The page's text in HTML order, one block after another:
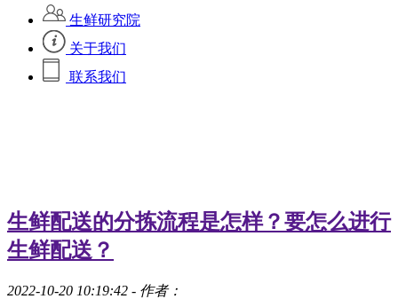
生鲜研究院
关于我们
联系我们
生鲜配送的分拣流程是怎样？要怎么进行
生鲜配送？
2022-10-20 10:19:42 - 作者：